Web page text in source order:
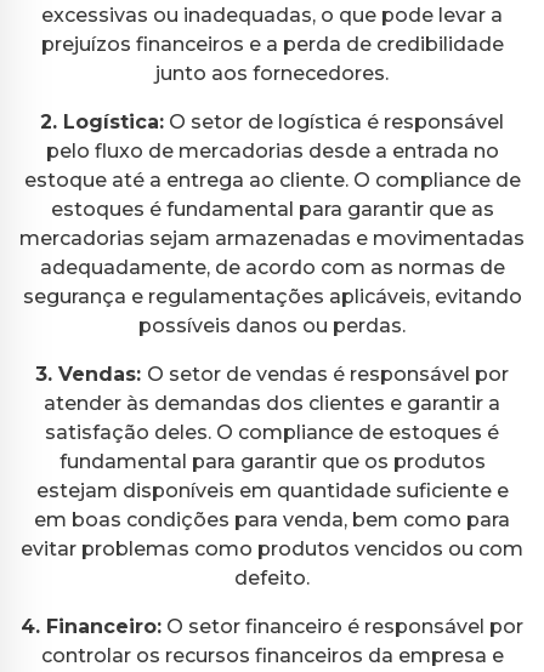
excessivas ou inadequadas, o que pode levar a
prejuízos financeiros e a perda de credibilidade
junto aos fornecedores.
2. Logística: O setor de logística é responsável
pelo fluxo de mercadorias desde a entrada no
estoque até a entrega ao cliente. O compliance de
estoques é fundamental para garantir que as
mercadorias sejam armazenadas e movimentadas
adequadamente, de acordo com as normas de
segurança e regulamentações aplicáveis, evitando
possíveis danos ou perdas.
3. Vendas: O setor de vendas é responsável por
atender às demandas dos clientes e garantir a
satisfação deles. O compliance de estoques é
fundamental para garantir que os produtos
estejam disponíveis em quantidade suficiente e
em boas condições para venda, bem como para
evitar problemas como produtos vencidos ou com
defeito.
4. Financeiro: O setor financeiro é responsável por
controlar os recursos financeiros da empresa e